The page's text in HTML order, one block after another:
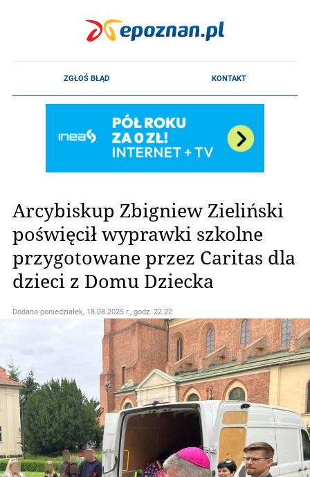
Arcybiskup Zbigniew Zieliński
poświęcił wyprawki szkolne
przygotowane przez Caritas dla
dzieci z Domu Dziecka
Dodano poniedziałek, 18.08.2025 r., godz. 22.22